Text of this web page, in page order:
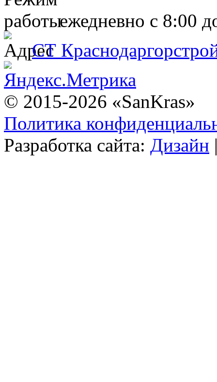
ежедневно с 8:00
СТ
© 2015-2026 «SanKras»
Политика
Разработка сайта: Дизайн